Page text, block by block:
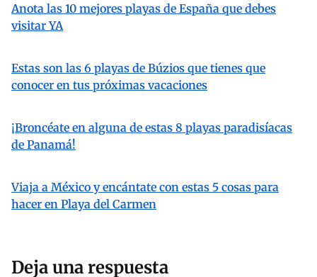
Anota las 10 mejores playas de España que debes
visitar YA
Estas son las 6 playas de Búzios que tienes que
conocer en tus próximas vacaciones
¡Broncéate en alguna de estas 8 playas paradisíacas
de Panamá!
Viaja a México y encántate con estas 5 cosas para
hacer en Playa del Carmen
Deja una respuesta